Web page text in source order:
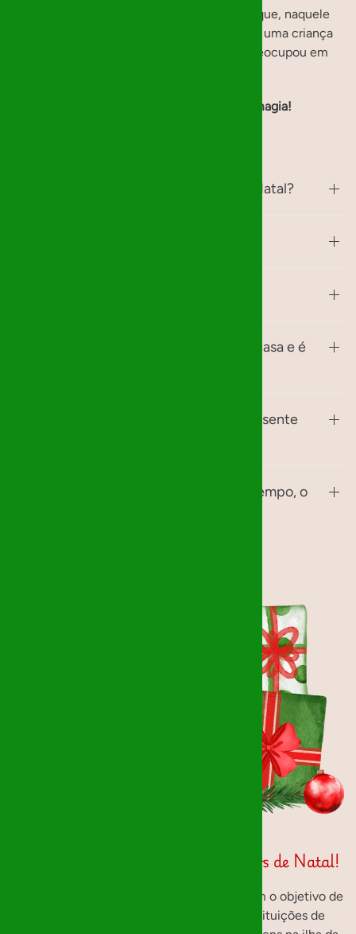
sociais. O que guardamos é a certeza de que, naquele
Natal, fizemos algo especial: mostramos a uma criança
que ela é importante e que alguém se preocupou em
Obrigado por fazer parte dessa magia!
O que é a organização Mágicos de Natal?
Posso oferecer algo que já tenho em casa e é
E se não encontrar exatamente o presente
Não consegui entregar o presente a tempo, o
Bem Vindos à página dos Mágicos de Natal!
Uma iniciativa que teve início em 2014, com o objetivo de
levar a magia do Natal a algumas das instituições de